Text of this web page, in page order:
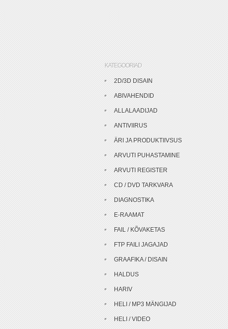
KATEGOORIAD
2D/3D DISAIN
ABIVAHENDID
ALLALAADIJAD
ANTIVIIRUS
ÄRI JA PRODUKTIIVSUS
ARVUTI PUHASTAMINE
ARVUTI REGISTER
CD / DVD TARKVARA
DIAGNOSTIKA
E-RAAMAT
FAIL / KÕVAKETAS
FTP FAILI JAGAJAD
GRAAFIKA / DISAIN
HALDUS
HARIV
HELI / MP3 MÄNGIJAD
HELI / VIDEO